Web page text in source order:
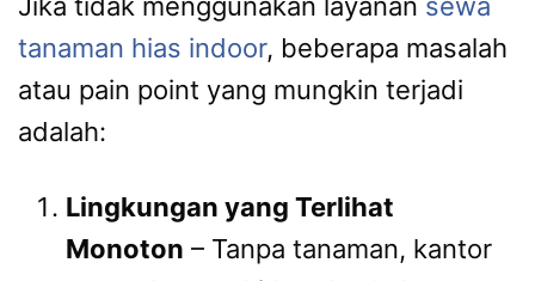
tanaman hias indoor, beberapa masalah
atau pain point yang mungkin terjadi
adalah:
Lingkungan yang Terlihat
Monoton – Tanpa tanaman, kantor